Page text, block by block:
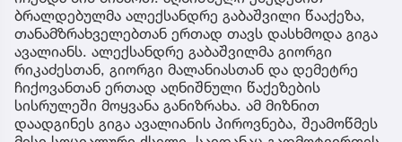
ბრალდებულმა ალექსანდრე გაბაშვილი წააქეზა,
თანამზრახველებთან ერთად თავს დასხმოდა გიგა
ავალიანს. ალექსანდრე გაბაშვილმა გიორგი
რიკაძესთან, გიორგი მალანიასთან და დემეტრე
ჩიქოვანთან ერთად აღნიშნული წაქეზების
სისრულეში მოყვანა განიზრახა. ამ მიზნით
დაადგინეს გიგა ავალიანის პიროვნება, შეამოწმეს